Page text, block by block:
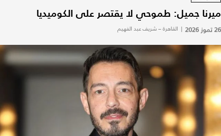
ميرنا جميل: طموحي لا يقتصر على الكوميديا
26 تموز 2026 | القاهرة – شريف عبد الفهيم